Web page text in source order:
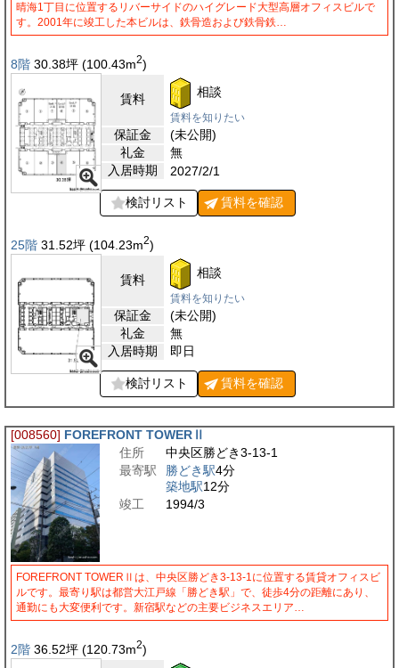
晴海1丁目に位置するリバーサイドのハイグレード大型高層オフィスビルで
す。2001年に竣工した本ビルは、鉄骨造および鉄骨鉄…
8階 30.38坪 (100.43m2)
賃料 相談
賃料を知りたい
保証金
(未公開)
礼金
無
入居時期
2027/2/1
検討リスト 賃料を確認
25階 31.52坪 (104.23m2)
賃料 相談
賃料を知りたい
保証金
(未公開)
礼金
無
入居時期
即日
検討リスト 賃料を確認
[008560] FOREFRONT TOWERⅡ
住所
中央区勝どき3-13-1
最寄駅
勝どき駅4分
築地駅12分
竣工
1994/3
FOREFRONT TOWERⅡは、中央区勝どき3-13-1に位置する賃貸オフィスビ
ルです。最寄り駅は都営大江戸線「勝どき駅」で、徒歩4分の距離にあり、
通勤にも大変便利です。新宿駅などの主要ビジネスエリア…
2階 36.52坪 (120.73m2)